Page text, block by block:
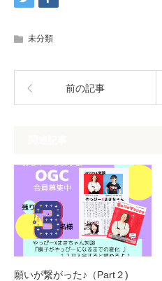
未分類
前の記事
願いが繋がった♪（Part２)